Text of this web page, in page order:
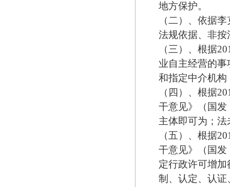
地方保护。
（二）、依据
法规依据、非
（三）、根据
业自主经营的
和指定中介机
（四）、根据
干意见》（国发
主体即可为；
（五）、根据
干意见》（国发
定行政许可增
制、认定、认